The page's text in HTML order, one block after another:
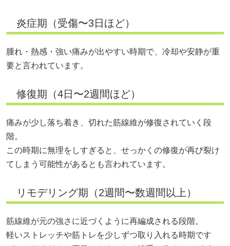
炎症期（受傷〜3日ほど）
腫れ・熱感・強い痛みが出やすい時期で、冷却や安静が重
要と言われています。
修復期（4日〜2週間ほど）
痛みが少し落ち着き、切れた筋線維が修復されていく段
階。
この時期に無理をしすぎると、せっかくの修復が再び裂け
てしまう可能性があるとも言われています。
リモデリング期（2週間〜数週間以上）
筋線維が元の強さに近づくように再編成される段階。
軽いストレッチや筋トレを少しずつ取り入れる時期です